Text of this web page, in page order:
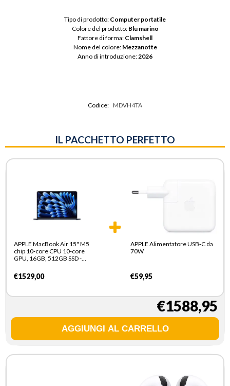
Tipo di prodotto: Computer portatile
Colore del prodotto: Blu marino
Fattore di forma: Clamshell
Nome del colore: Mezzanotte
Anno di introduzione: 2026
Codice: MDVH4TA
IL PACCHETTO PERFETTO
APPLE MacBook Air 15" M5
chip 10‑core CPU 10‑core
GPU, 16GB, 512GB SSD -
€1529,00
APPLE Alimentatore USB‑C da
70W
€59,95
€1588,95